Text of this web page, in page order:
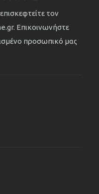
τον
Επικοινωνήστε
προσωπικό μας